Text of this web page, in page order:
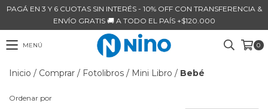
PAGÁ EN 3 Y 6 CUOTAS SIN INTERÉS - 10% OFF CON TRANSFERENCIA &
ENVÍO GRATIS 🚚 A TODO EL PAÍS +$120.000
MENÚ 0
Inicio / Comprar / Fotolibros / Mini Libro / Bebé
Ordenar por